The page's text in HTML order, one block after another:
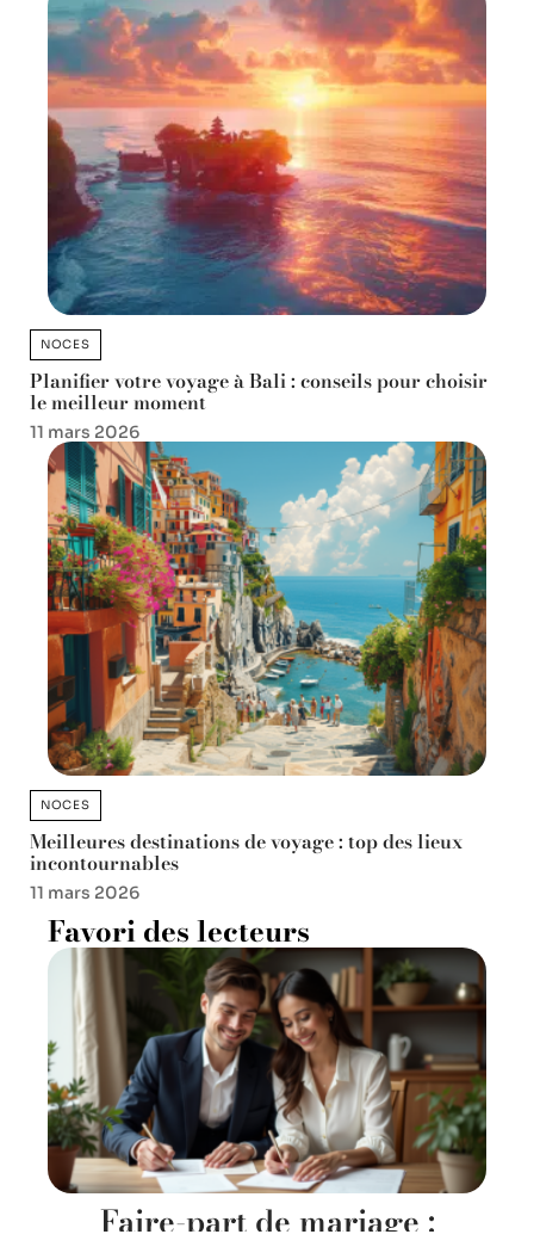
NOCES
Planifier votre voyage à Bali : conseils pour choisir
le meilleur moment
11 mars 2026
NOCES
Meilleures destinations de voyage : top des lieux
incontournables
11 mars 2026
Favori des lecteurs
Faire-part de mariage :